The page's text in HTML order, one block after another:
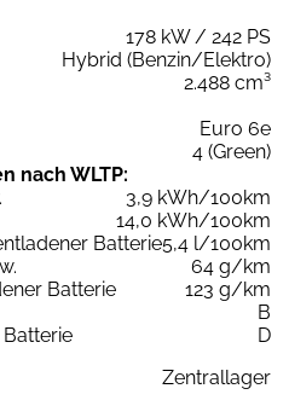
178 kW / 242 PS
Hybrid (Benzin/Elektro)
2.488 cm³
Euro 6e
4 (Green)
nach WLTP:
3,9 kWh/100km
14,0 kWh/100km
Batterie5,4 l/100km
64 g/km
Batterie
123 g/km
B
D
Zentrallager